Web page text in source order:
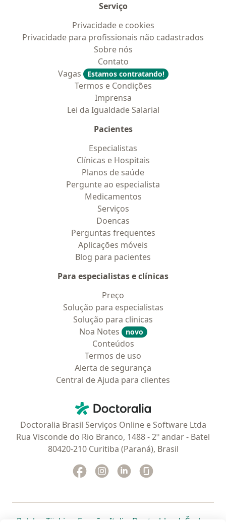
Serviço
Privacidade e cookies
Privacidade para profissionais não cadastrados
Sobre nós
Contato
Vagas
Estamos contratando!
Termos e Condições
Imprensa
Lei da Igualdade Salarial
Pacientes
Especialistas
Clínicas e Hospitais
Planos de saúde
Pergunte ao especialista
Medicamentos
Serviços
Doencas
Perguntas frequentes
Aplicações móveis
Blog para pacientes
Para especialistas e clínicas
Preço
Solução para especialistas
Solução para clinicas
Noa Notes
novo
Conteúdos
Termos de uso
Alerta de segurança
Central de Ajuda para clientes
Doctoralia - Homepage
Doctoralia Brasil Serviços Online e Software Ltda
Rua Visconde do Rio Branco, 1488 - 2º andar - Batel
80420-210 Curitiba (Paraná), Brasil
Facebook
abre num novo separador
Instagram
abre num novo separador
Linkedin
abre num novo
Polska abre num novo separador
Türkiye abre num novo separador
España abre num novo separador
Italia abre num novo
Deutschlandabre num
Česko